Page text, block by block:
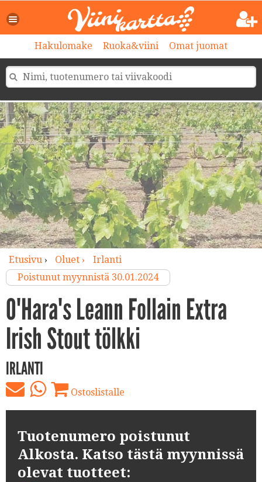
Hakulomake Ruoka&viini Omat juomat
Etusivu› Oluet ›
Irlanti
Poistunut myynnistä 30.01.2024
O'Hara's Leann Follain Extra
Irish Stout tölkki
IRLANTI
Ostoslistalle
Tuotenumero poistunut
Alkosta. Katso tästä myynnissä
olevat tuotteet: